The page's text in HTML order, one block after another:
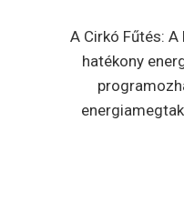
A Cirkó Fűtés:
hatékony